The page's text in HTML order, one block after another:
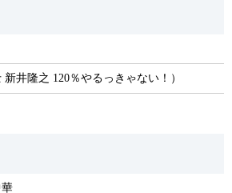
井隆之 120％やるっきゃない！）